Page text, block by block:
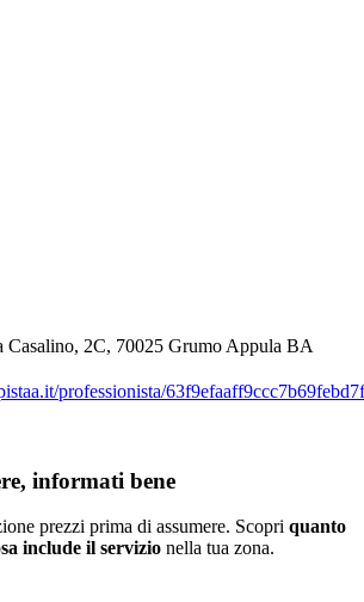
Casalino, 2C, 70025 Grumo Appula BA
professionista/63f9efaaff9ccc7b69febd7f
informati bene
prezzi prima di assumere. Scopri quanto
include il servizio nella tua zona.